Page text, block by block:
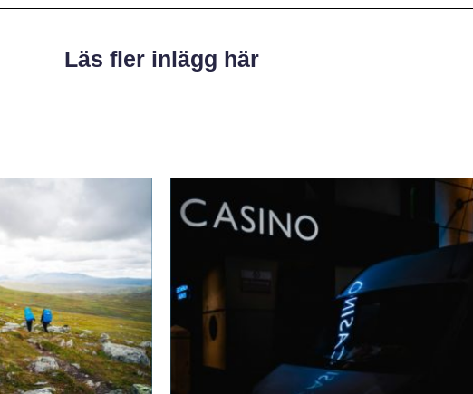
Läs fler inlägg här